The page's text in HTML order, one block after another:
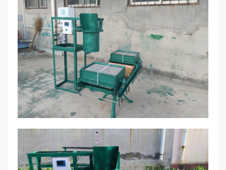
Ambalaj Boyutları
1.12×1,08×0,76
(metre)
Ağırlık
220 KİLOGRAM
Hacim
0.92 (m³)
Tebeşir Ambalajı
Gereklilikler 2 insanlar
Güç Tüketimi
1.5 kWh/8 saat